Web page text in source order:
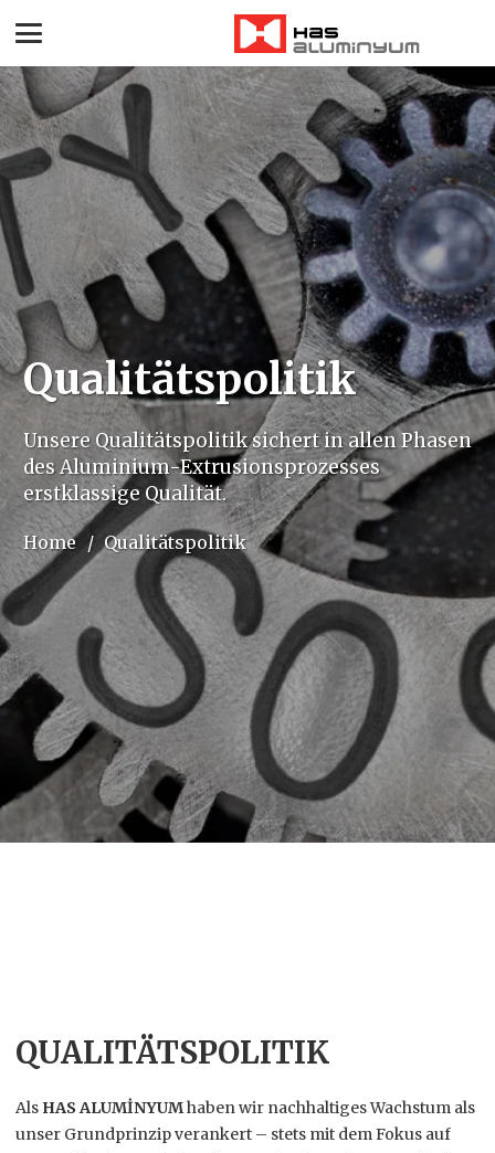
Qualitätspolitik
Unsere Qualitätspolitik sichert in allen Phasen
des Aluminium-Extrusionsprozesses
erstklassige Qualität.
Home / Qualitätspolitik
QUALITÄTSPOLITIK
Als HAS ALUMİNYUMhaben wir nachhaltiges Wachstum als
unser Grundprinzip verankert – stets mit dem Fokus auf